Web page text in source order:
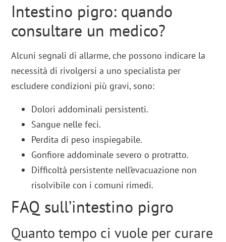
Intestino pigro: quando
consultare un medico?
Alcuni segnali di allarme, che possono indicare la
necessità di rivolgersi a uno specialista per
escludere condizioni più gravi, sono:
Dolori addominali persistenti.
Sangue nelle feci.
Perdita di peso inspiegabile.
Gonfiore addominale severo o protratto.
Difficoltà persistente nell’evacuazione non
risolvibile con i comuni rimedi.
FAQ sull’intestino pigro
Quanto tempo ci vuole per curare